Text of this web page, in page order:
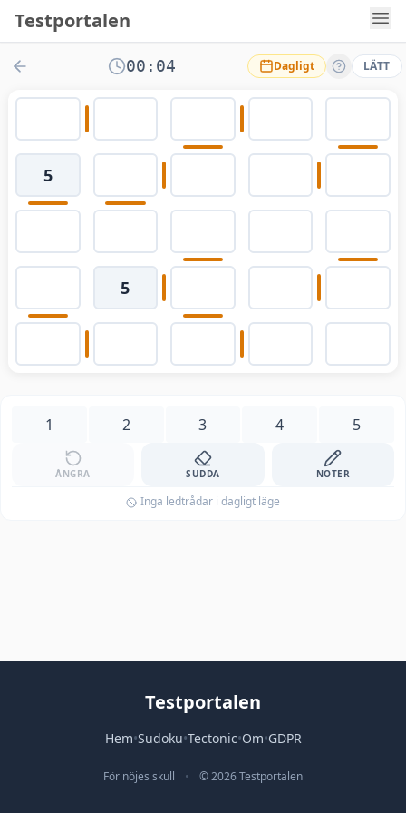
Testportalen
00:04 Dagligt LÄTT
5
5
1 2 3 4 5
ÅNGRA SUDDA NOTER
Inga ledtrådar i dagligt läge
Testportalen
Hem•Sudoku•Tectonic•Om•GDPR
För nöjes skull • © 2026 Testportalen